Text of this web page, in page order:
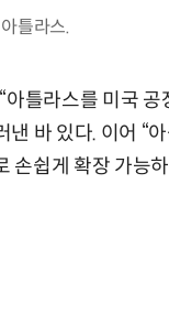
틀라스.
틀라스를 미국
바 있다. 이어 “
손쉽게 확장 가능